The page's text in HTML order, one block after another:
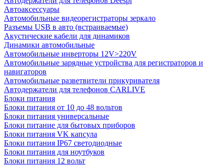
Автоаксессуары
Автомобильные видеорегистраторы зеркало
Разъемы USB в авто (встраиваемые)
Акустические кабели для динамиков
Динамики автомобильные
Автомобильные инверторы 12V>220V
Автомобильные зарядные устройства для регистраторов и
навигаторов
Автомобильные разветвители прикуривателя
Автодержатели для телефонов CARLIVE
Блоки питания
Блоки питания от 10 до 48 вольтов
Блоки питания универсальные
Блоки питание для бытовых приборов
Блоки питания VK капсула
Блоки питания IP67 светодиодные
Блоки питания для ноутбуков
Блоки питания 12 вольт